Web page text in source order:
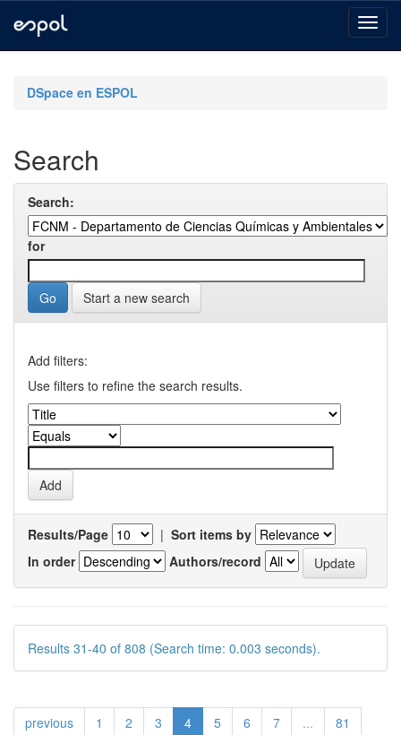
navigationDSpace en ESPOL
Search
Search:
for
Start a new search
Add filters:
Use filters to refine the search results.
Results/Page | Sort items by
In order
Authors/record
Results 31-40 of 808 (Search time: 0.003 seconds).
previous 1 2 3 4 5 6 7 ...
81